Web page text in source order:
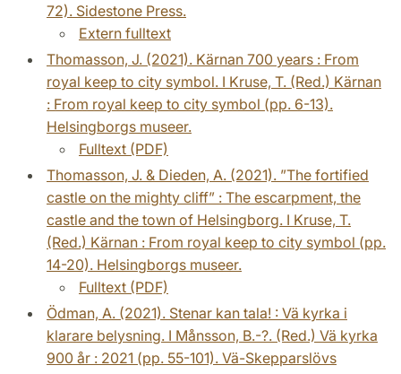
72). Sidestone Press.
Extern fulltext
Thomasson, J. (2021). Kärnan 700 years : From
royal keep to city symbol. I Kruse, T. (Red.) Kärnan
: From royal keep to city symbol (pp. 6-13).
Helsingborgs museer.
Fulltext (PDF)
Thomasson, J. & Dieden, A. (2021). ”The fortified
castle on the mighty cliff” : The escarpment, the
castle and the town of Helsingborg. I Kruse, T.
(Red.) Kärnan : From royal keep to city symbol (pp.
14-20). Helsingborgs museer.
Fulltext (PDF)
Ödman, A. (2021). Stenar kan tala! : Vä kyrka i
klarare belysning. I Månsson, B.-?. (Red.) Vä kyrka
900 år : 2021 (pp. 55-101). Vä-Skepparslövs